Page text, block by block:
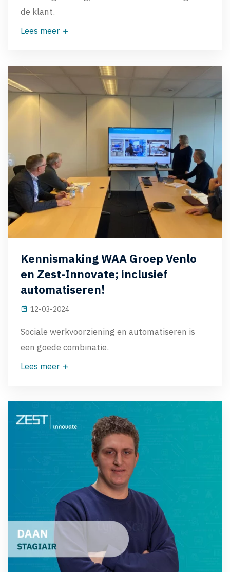
de klant.
Lees meer
Kennismaking WAA Groep Venlo
en Zest-Innovate; inclusief
automatiseren!
12-03-2024
Sociale werkvoorziening en automatiseren is
een goede combinatie.
Lees meer